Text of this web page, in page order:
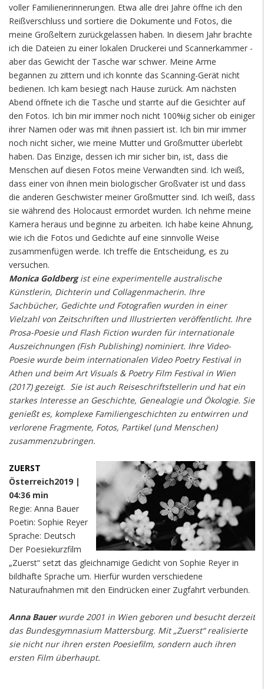
voller Familienerinnerungen. Etwa alle drei Jahre öffne ich den
Reißverschluss und sortiere die Dokumente und Fotos, die
meine Großeltern zurückgelassen haben. In diesem Jahr brachte
ich die Dateien zu einer lokalen Druckerei und Scannerkammer -
aber das Gewicht der Tasche war schwer. Meine Arme
begannen zu zittern und ich konnte das Scanning-Gerät nicht
bedienen. Ich kam besiegt nach Hause zurück. Am nächsten
Abend öffnete ich die Tasche und starrte auf die Gesichter auf
den Fotos. Ich bin mir immer noch nicht 100%ig sicher ob einiger
ihrer Namen oder was mit ihnen passiert ist. Ich bin mir immer
noch nicht sicher, wie meine Mutter und Großmutter überlebt
haben. Das Einzige, dessen ich mir sicher bin, ist, dass die
Menschen auf diesen Fotos meine Verwandten sind. Ich weiß,
dass einer von ihnen mein biologischer Großvater ist und dass
die anderen Geschwister meiner Großmutter sind. Ich weiß, dass
sie während des Holocaust ermordet wurden. Ich nehme meine
Kamera heraus und beginne zu arbeiten. Ich habe keine Ahnung,
wie ich die Fotos und Gedichte auf eine sinnvolle Weise
zusammenfügen werde. Ich treffe die Entscheidung, es zu
versuchen.
Monica Goldbergist eine experimentelle australische
Künstlerin, Dichterin und Collagenmacherin. Ihre
Sachbücher, Gedichte und Fotografien wurden in einer
Vielzahl von Zeitschriften und Illustrierten veröffentlicht. Ihre
Prosa-Poesie und Flash Fiction wurden für internationale
Auszeichnungen (Fish Publishing) nominiert. Ihre Video-
Poesie wurde beim internationalen Video Poetry Festival in
Athen und beim Art Visuals & Poetry Film Festival in Wien
(2017) gezeigt. Sie ist auch Reiseschriftstellerin und hat ein
starkes Interesse an Geschichte, Genealogie und Ökologie. Sie
genießt es, komplexe Familiengeschichten zu entwirren und
verlorene Fragmente, Fotos, Partikel (und Menschen)
zusammenzubringen.
ZUERST
Österreich2019 |
04:36 min
Regie: Anna Bauer
Poetin: Sophie Reyer
Sprache: Deutsch
Der Poesiekurzfilm
„Zuerst“ setzt das gleichnamige Gedicht von Sophie Reyer in
bildhafte Sprache um. Hierfür wurden verschiedene
Naturaufnahmen mit den Eindrücken einer Zugfahrt verbunden.
Anna Bauerwurde 2001 in Wien geboren und besucht derzeit
das Bundesgymnasium Mattersburg. Mit „Zuerst“ realisierte
sie nicht nur ihren ersten Poesiefilm, sondern auch ihren
ersten Film überhaupt.